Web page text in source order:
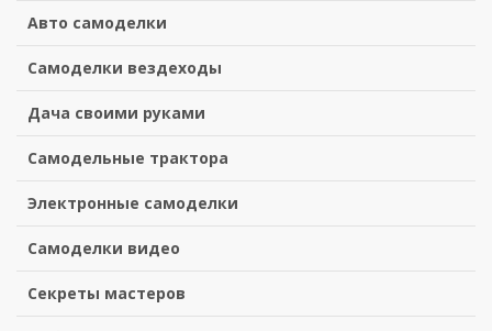
Авто самоделки
Самоделки вездеходы
Дача своими руками
Самодельные трактора
Электронные самоделки
Самоделки видео
Секреты мастеров